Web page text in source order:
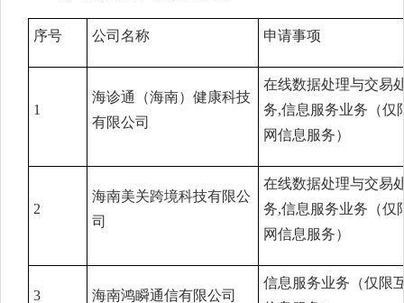
序号 公司名称 申请事项
1
海诊通（海南）健康科技
有限公司
在线数据处理与交易
务,信息服务业务（仅
网信息服务）
2
海南美关跨境科技有限公
司
在线数据处理与交易
务,信息服务业务（仅
网信息服务）
3 海南鸿瞬通信有限公司
信息服务业务（仅限